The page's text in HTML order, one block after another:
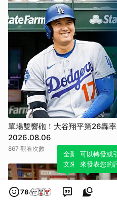
單場雙響砲！大谷翔平第26轟率
2026.08.06
867 觀看次數
78
全新體驗！一鍵
文來輕鬆表達個
可以轉發或
來發表您的